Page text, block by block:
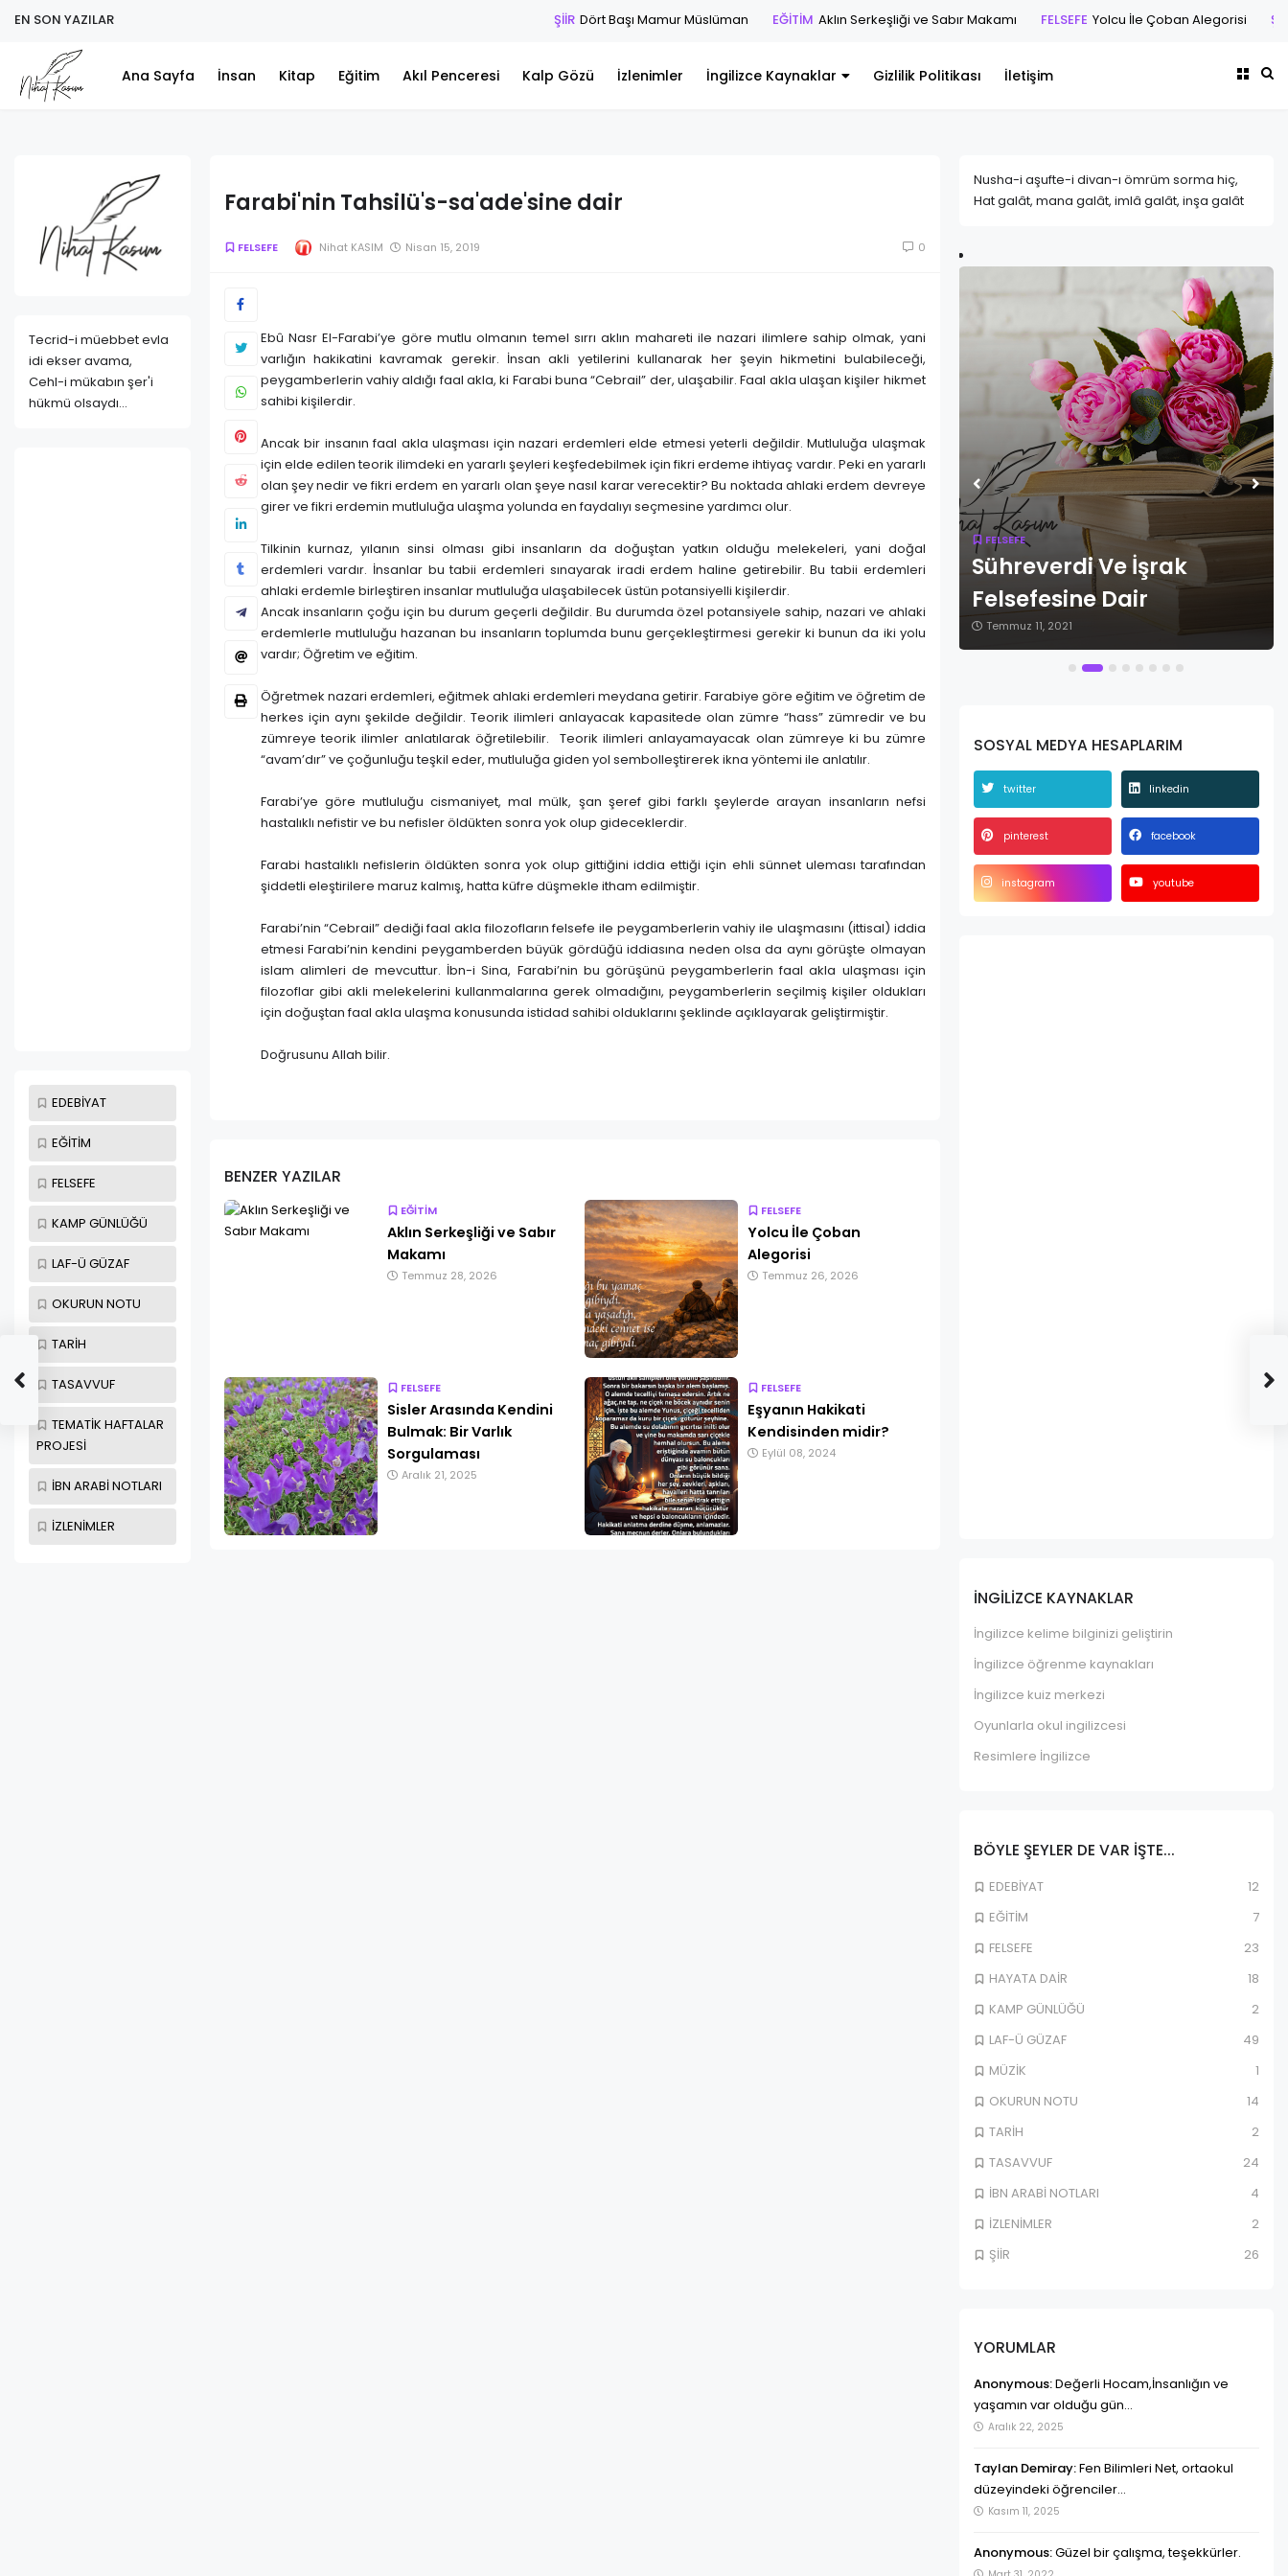
Dört Başı Mamur Müslüman EĞİTİM Aklın Serkeşliği ve Sabır Makamı FELSEFE Yolcu İle Çoban Alegorisi ŞİİR Ah
EN SON YAZILAR
Ana Sayfa İnsan Kitap Eğitim Akıl Penceresi Kalp Gözü İzlenimler İngilizce Kaynaklar Gizlilik Politikası İletişim
Tecrid-i müebbet evla
idi ekser avama,
Cehl-i mükabın şer'i
hükmü olsaydı...
EDEBİYAT
EĞİTİM
FELSEFE
KAMP GÜNLÜĞÜ
LAF-Ü GÜZAF
OKURUN NOTU
TARİH
TASAVVUF
TEMATİK HAFTALAR
PROJESİ
İBN ARABİ NOTLARI
İZLENİMLER
Farabi'nin Tahsilü's-sa'ade'sine dair
FELSEFE Nihat KASIM Nisan 15, 2019 0
Ebû Nasr El-Farabi’ye göre mutlu olmanın temel sırrı aklın mahareti ile nazari ilimlere sahip olmak, yani
varlığın hakikatini kavramak gerekir. İnsan akli yetilerini kullanarak her şeyin hikmetini bulabileceği,
peygamberlerin vahiy aldığı faal akla, ki Farabi buna “Cebrail” der, ulaşabilir. Faal akla ulaşan kişiler hikmet
sahibi kişilerdir.
Ancak bir insanın faal akla ulaşması için nazari erdemleri elde etmesi yeterli değildir. Mutluluğa ulaşmak
için elde edilen teorik ilimdeki en yararlı şeyleri keşfedebilmek için fikri erdeme ihtiyaç vardır. Peki en yararlı
olan şey nedir ve fikri erdem en yararlı olan şeye nasıl karar verecektir? Bu noktada ahlaki erdem devreye
girer ve fikri erdemin mutluluğa ulaşma yolunda en faydalıyı seçmesine yardımcı olur.
Tilkinin kurnaz, yılanın sinsi olması gibi insanların da doğuştan yatkın olduğu melekeleri, yani doğal
erdemleri vardır. İnsanlar bu tabii erdemleri sınayarak iradi erdem haline getirebilir. Bu tabii erdemleri
ahlaki erdemle birleştiren insanlar mutluluğa ulaşabilecek üstün potansiyelli kişilerdir.
Ancak insanların çoğu için bu durum geçerli değildir. Bu durumda özel potansiyele sahip, nazari ve ahlaki
erdemlerle mutluluğu hazanan bu insanların toplumda bunu gerçekleştirmesi gerekir ki bunun da iki yolu
vardır; Öğretim ve eğitim.
Öğretmek nazari erdemleri, eğitmek ahlaki erdemleri meydana getirir. Farabiye göre eğitim ve öğretim de
herkes için aynı şekilde değildir. Teorik ilimleri anlayacak kapasitede olan zümre “hass” zümredir ve bu
zümreye teorik ilimler anlatılarak öğretilebilir.
Teorik ilimleri anlayamayacak olan zümreye ki bu zümre
“avam’dır” ve çoğunluğu teşkil eder, mutluluğa giden yol sembolleştirerek ikna yöntemi ile anlatılır.
Farabi’ye göre mutluluğu cismaniyet, mal mülk, şan şeref gibi farklı şeylerde arayan insanların nefsi
hastalıklı nefistir ve bu nefisler öldükten sonra yok olup gideceklerdir.
Farabi hastalıklı nefislerin öldükten sonra yok olup gittiğini iddia ettiği için ehli sünnet uleması tarafından
şiddetli eleştirilere maruz kalmış, hatta küfre düşmekle itham edilmiştir.
Farabi’nin “Cebrail” dediği faal akla filozofların felsefe ile peygamberlerin vahiy ile ulaşmasını (ittisal) iddia
etmesi Farabi’nin kendini peygamberden büyük gördüğü iddiasına neden olsa da aynı görüşte olmayan
islam alimleri de mevcuttur. İbn-i Sina, Farabi’nin bu görüşünü peygamberlerin faal akla ulaşması için
filozoflar gibi akli melekelerini kullanmalarına gerek olmadığını, peygamberlerin seçilmiş kişiler oldukları
için doğuştan faal akla ulaşma konusunda istidad sahibi olduklarını şeklinde açıklayarak geliştirmiştir.
Doğrusunu Allah bilir.
BENZER YAZILAR
EĞİTİM
Aklın Serkeşliği ve Sabır
Makamı
Temmuz 28, 2026
FELSEFE
Yolcu İle Çoban
Alegorisi
Temmuz 26, 2026
FELSEFE
Sisler Arasında Kendini
Bulmak: Bir Varlık
Sorgulaması
Aralık 21, 2025
FELSEFE
Eşyanın Hakikati
Kendisinden midir?
Eylül 08, 2024
Nusha-i aşufte-i divan-ı ömrüm sorma hiç,
Hat galât, mana galât, imlâ galât, inşa galât
FELSEFE
Sühreverdi Ve İşrak
Felsefesine Dair
Temmuz 11, 2021
Sadra Şifa Bir Eser: Hayy
Bin Yakzan
Temmuz 11, 2021
Martin Heidegger ve
Metafizik
Şubat 19, 2023
SOSYAL MEDYA HESAPLARIM
twitter linkedin
pinterest facebook
instagram youtube
İNGILIZCE KAYNAKLAR
İngilizce kelime bilginizi geliştirin
İngilizce öğrenme kaynakları
İngilizce kuiz merkezi
Oyunlarla okul ingilizcesi
Resimlere İngilizce
BÖYLE ŞEYLER DE VAR IŞTE...
EDEBİYAT
12
EĞİTİM
7
FELSEFE
23
HAYATA DAİR
18
KAMP GÜNLÜĞÜ
2
LAF-Ü GÜZAF
49
MÜZİK
1
OKURUN NOTU
14
TARİH
2
TASAVVUF
24
İBN ARABİ NOTLARI
4
İZLENİMLER
2
ŞİİR
26
YORUMLAR
Anonymous:Değerli Hocam,İnsanlığın ve
yaşamın var olduğu gün...
Aralık 22, 2025
Taylan Demiray:Fen Bilimleri Net, ortaokul
düzeyindeki öğrenciler...
Kasım 11, 2025
Anonymous:Güzel bir çalışma, teşekkürler.